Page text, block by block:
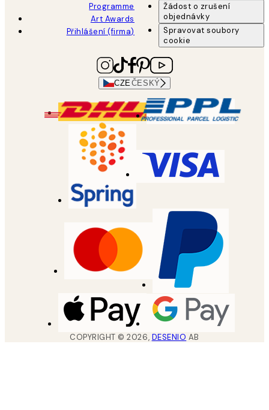
Programme
Art Awards
Přihlášení (firma)
Žádost o zrušení
objednávky
Spravovat soubory
cookie
CZEČESKÝ
COPYRIGHT ©2026, DESENIO AB